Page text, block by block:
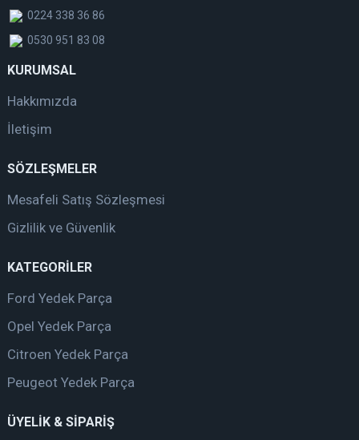
0224 338 36 86
0530 951 83 08
KURUMSAL
Hakkımızda
İletişim
SÖZLEŞMELER
Mesafeli Satış Sözleşmesi
Gizlilik ve Güvenlik
KATEGORİLER
Ford Yedek Parça
Opel Yedek Parça
Citroen Yedek Parça
Peugeot Yedek Parça
ÜYELİK & SİPARİŞ